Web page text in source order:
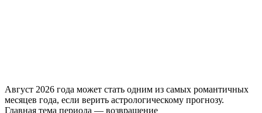
Август 2026 года может стать одним из самых романтичных
месяцев года, если верить астрологическому прогнозу.
Главная тема периода — возвращение